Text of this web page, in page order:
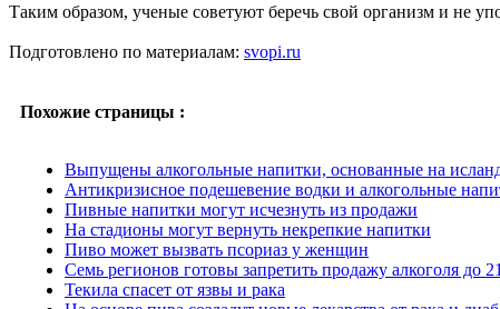
Таким образом, ученые советуют беречь свой организм и не
Подготовлено по материалам: svopi.ru
Похожие страницы :
Выпущены алкогольные напитки, основанные на
Антикризисное подешевение водки и алкогольные
Пивные напитки могут исчезнуть из продажи
На стадионы могут вернуть некрепкие напитки
Пиво может вызвать псориаз у женщин
Семь регионов готовы запретить продажу алкоголя до
Текила спасет от язвы и рака